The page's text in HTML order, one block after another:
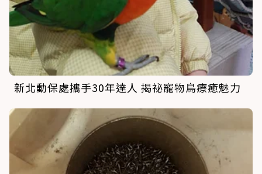
新北動保處攜手30年達人 揭祕寵物鳥療癒魅力